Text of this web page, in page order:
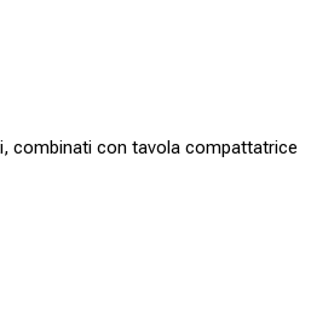
combinati con tavola compattatrice